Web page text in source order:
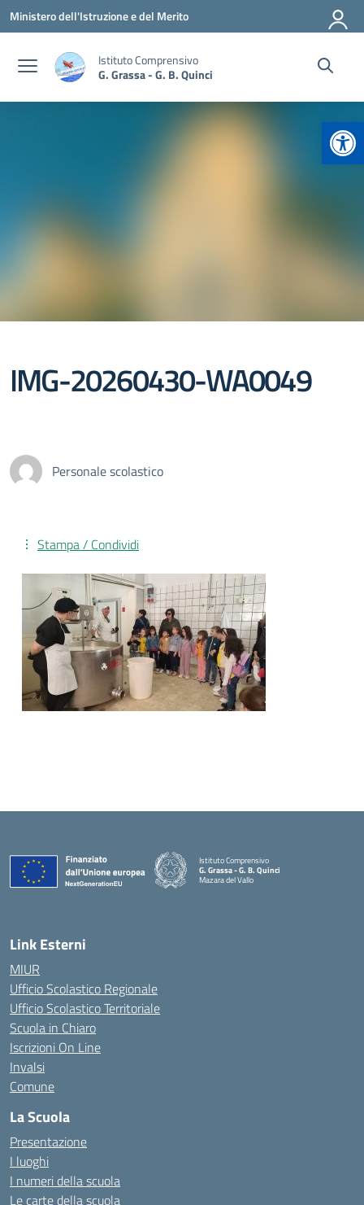
Vai ai contenuti
Vai al menu di navigazione
Vai al footer
Ministero dell'Istruzione e del Merito
Istituto Comprensivo
G. Grassa - G. B. Quinci
IMG-20260430-WA0049
Personale scolastico
Stampa / Condividi
Istituto Comprensivo
G. Grassa - G. B. Quinci
Mazara del Vallo
Link Esterni
MIUR
Ufficio Scolastico Regionale
Ufficio Scolastico Territoriale
Scuola in Chiaro
Iscrizioni On Line
Invalsi
Comune
La Scuola
Presentazione
I luoghi
I numeri della scuola
Le carte della scuola